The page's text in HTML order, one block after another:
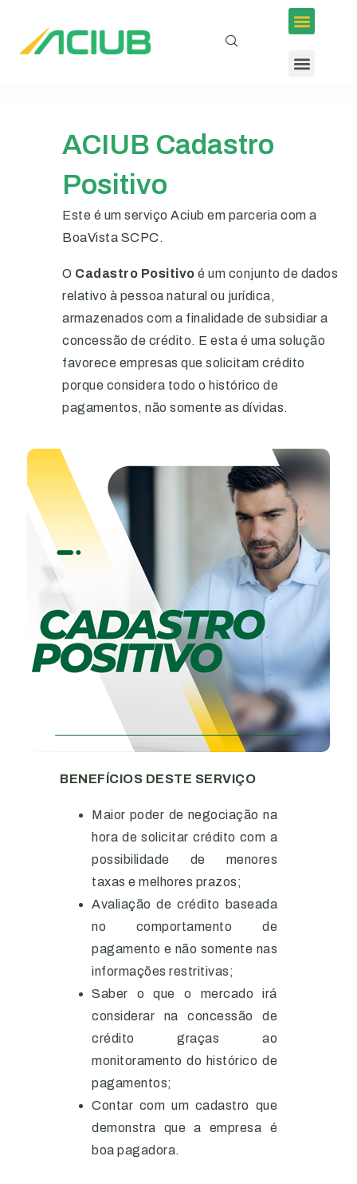
ACIUB Cadastro
Positivo
Este é um serviço Aciub em parceria com a
BoaVista SCPC.
O Cadastro Positivo é um conjunto de dados
relativo à pessoa natural ou jurídica,
armazenados com a finalidade de subsidiar a
concessão de crédito. E esta é uma solução
favorece empresas que solicitam crédito
porque considera todo o histórico de
pagamentos, não somente as dívidas.
BENEFÍCIOS DESTE SERVIÇO
Maior poder de negociação na
hora de solicitar crédito com a
possibilidade de menores
taxas e melhores prazos;
Avaliação de crédito baseada
no comportamento de
pagamento e não somente nas
informações restritivas;
Saber o que o mercado irá
considerar na concessão de
crédito graças ao
monitoramento do histórico de
pagamentos;
Contar com um cadastro que
demonstra que a empresa é
boa pagadora.